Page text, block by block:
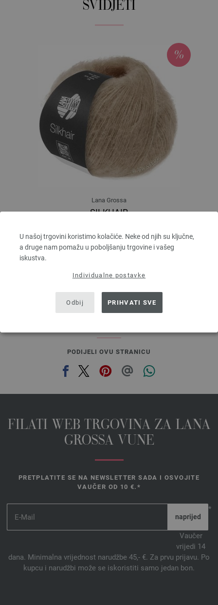
U našoj trgovini koristimo kolačiće. Neke od njih su ključne,
a druge nam pomažu u poboljšanju trgovine i vašeg
iskustva.
Individualne postavke
Odbij PRIHVATI SVE
SVIDJETI
Lana Grossa
SILKHAIR
Dužina: otprilike 210 m / 25 g
Većina igle: 4,5 - 5
bez PDV-a, dodatno troškovi za dostavu, Osnovna cijena:
prev next
PODIJELI OVU STRANICU
FILATI WEB TRGOVINA ZA LANA
GROSSA VUNE
PRETPLATITE SE NA NEWSLETTER SADA I OSVOJITE
VAUČER OD 10 €.*
*
Vaučer
vrijedi 14
dana. Minimalna vrijednost narudžbe 45,- €. Za prvu prijavu. Po
kupcu i narudžbi može se iskoristiti samo jedan bon.